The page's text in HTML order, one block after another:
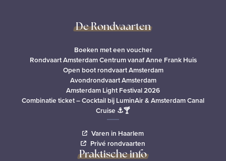
De Rondvaarten
Boeken met een voucher
Rondvaart Amsterdam Centrum vanaf Anne Frank Huis
Open boot rondvaart Amsterdam
Avondrondvaart Amsterdam
Amsterdam Light Festival 2026
Combinatie ticket – Cocktail bij LuminAir & Amsterdam Canal
Cruise ⚓🍸
Varen in Haarlem
Privé rondvaarten
Praktische info